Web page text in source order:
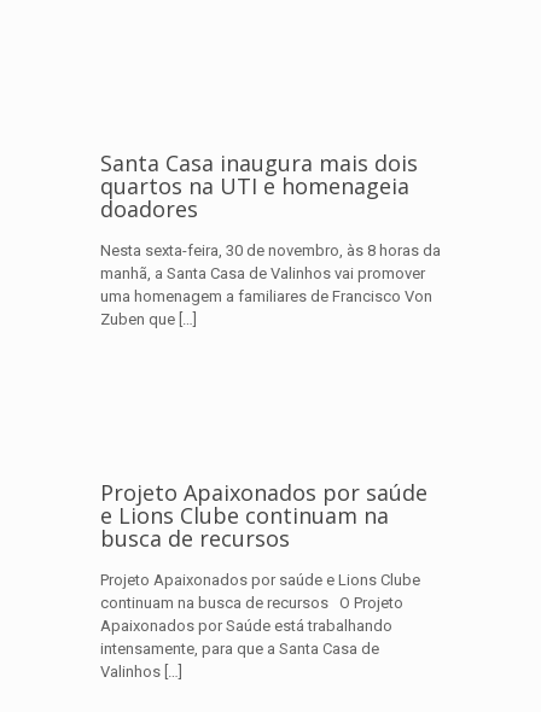
Santa Casa inaugura mais dois
quartos na UTI e homenageia
doadores
Nesta sexta-feira, 30 de novembro, às 8 horas da
manhã, a Santa Casa de Valinhos vai promover
uma homenagem a familiares de Francisco Von
Zuben que […]
Projeto Apaixonados por saúde
e Lions Clube continuam na
busca de recursos
Projeto Apaixonados por saúde e Lions Clube
continuam na busca de recursos O Projeto
Apaixonados por Saúde está trabalhando
intensamente, para que a Santa Casa de
Valinhos […]